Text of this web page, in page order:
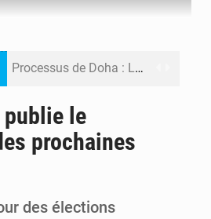
Processus de Doha : La RDC libère 15 prisonniers et réaffirme sa détermination à respecter ses engagements
publie le
prochaines
des élections